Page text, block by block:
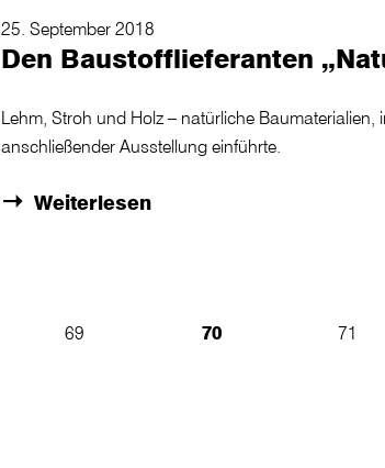
25. September 2018
Den Baustofflieferanten
Lehm, Stroh und Holz – natürliche
anschließender Ausstellung einführte.
Weiterlesen
69 70 71